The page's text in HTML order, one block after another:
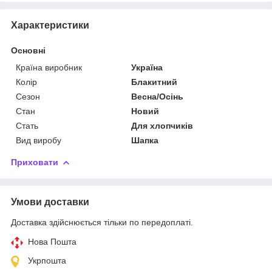
Характеристики
Основні
Країна виробник
Україна
Колір
Блакитний
Сезон
Весна/Осінь
Стан
Новий
Стать
Для хлопчиків
Вид виробу
Шапка
Приховати
Умови доставки
Доставка здійснюється тільки по передоплаті.
Нова Пошта
Укрпошта